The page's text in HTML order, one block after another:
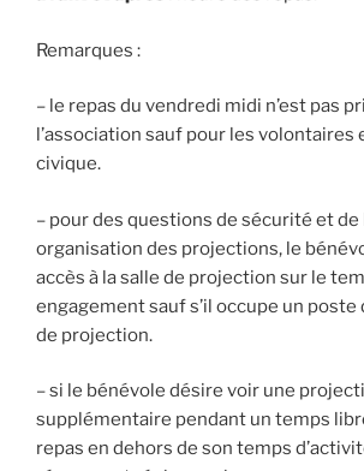
Remarques :
– le repas du vendredi midi n’est pas
l’association sauf pour les volontaires
civique.
– pour des questions de sécurité et de
organisation des projections, le
accès à la salle de projection sur le
engagement sauf s’il occupe un poste
de projection.
– si le bénévole désire voir une
supplémentaire pendant un temps
repas en dehors de son temps